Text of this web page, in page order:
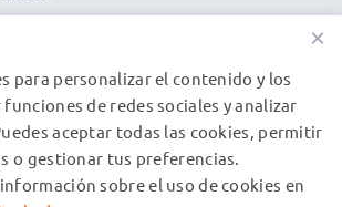
DE ENVÍO
×
para personalizar el contenido y los
de redes sociales y analizar
aceptar todas las cookies, permitir
o gestionar tus preferencias.
sobre el uso de cookies en